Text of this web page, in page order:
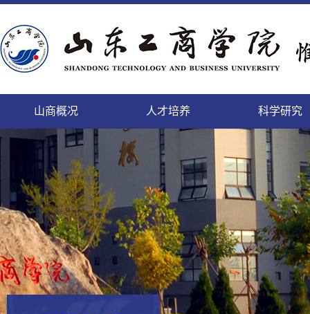
山商概况
精神文明的校园，培养人才的学园
个性发展的乐园，陶冶情操的花园
山商
人才培养
致天下之治者在人才
师者，教之以事而喻诸德
本科生
科学研究
科学研究的进展及其日益扩
充的领域将唤起我们的希望
科研
登高而望远，临海而心阔
依山傍海的她，美景如画，恰如你的风华
正茂
本科生
缓缓西风来，渐渐东风暖
携手赢天下，同创新未来
国内
勤于道义,刚健而日新
这日新月异的变化,来自我们对美好的执着
追求
教工
面朝大海，静待你来
这里有你我最美的梦
人事
微笑最具魅力
细节成就完美
后勤